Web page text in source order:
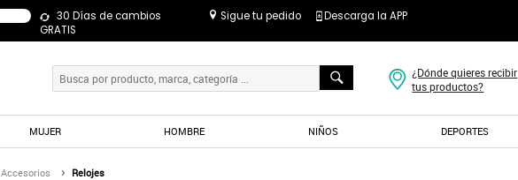
30 Días de cambios
GRATIS
Sigue tu pedido Descarga la APP
¿Dónde quieres recibir
tus productos?
MUJER HOMBRE NIÑOS DEPORTES
Accesorios Relojes